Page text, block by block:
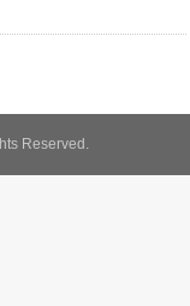
Reserved.